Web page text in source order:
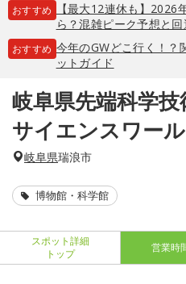
おすすめ
【最大12連休も】2026
ら？混雑ピーク予想と
おすすめ 今年のGWどこ行く！？
ットガイド
岐阜県先端科学
サイエンスワー
岐阜県瑞浪市
博物館・科学館
スポット詳細
トップ
営業時